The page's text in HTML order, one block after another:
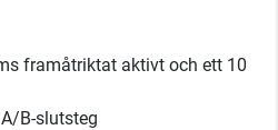
framåtriktat aktivt och ett 10
B-slutsteg